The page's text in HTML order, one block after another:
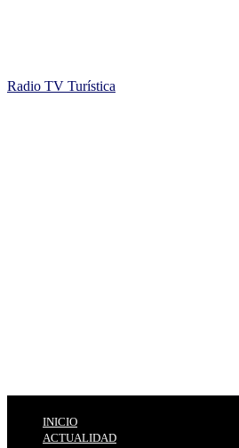
Radio TV Turística
INICIO
ACTUALIDAD